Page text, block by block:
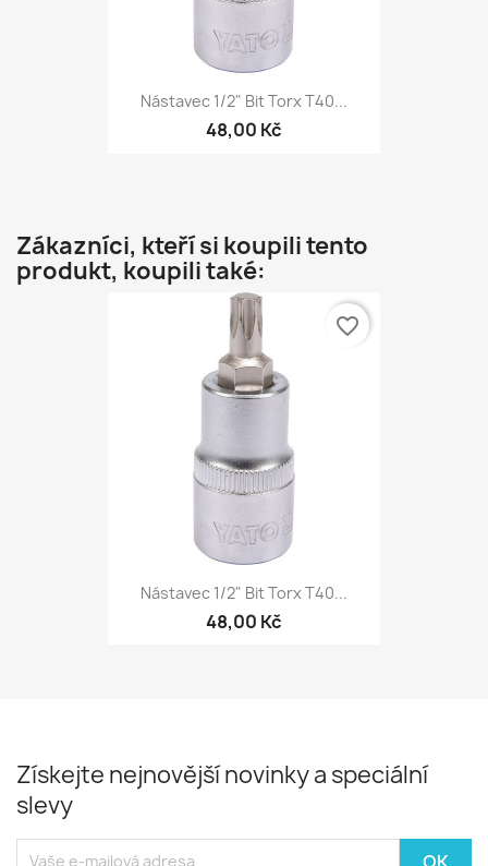
Nástavec 1/2" Bit Torx T40...
48,00 Kč
Zákazníci, kteří si koupili tento
produkt, koupili také:
Nástavec 1/2" Bit Torx T40...
48,00 Kč
favorite_border
Získejte nejnovější novinky a speciální
slevy